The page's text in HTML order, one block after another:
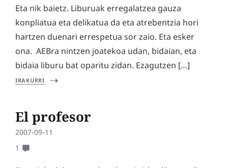
Eta nik baietz. Liburuak erregalatzea gauza
konpliatua eta delikatua da eta atrebentzia hori
hartzen duenari errespetua sor zaio. Eta esker
ona. AEBra nintzen joatekoa udan, bidaian, eta
bidaia liburu bat oparitu zidan. Ezagutzen […]
IRAKURRI
El profesor
2007-09-11
1